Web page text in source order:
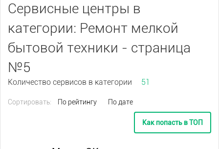
Сервисные центры в
категории: Ремонт мелкой
бытовой техники - страница
№5
Количество сервисов в категории 51
Сортировать: По рейтингу По дате
Как попасть в ТОП